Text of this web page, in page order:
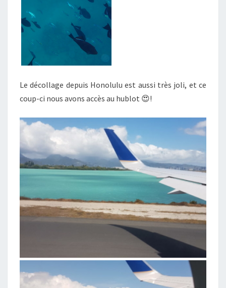
Le décollage depuis Honolulu est aussi très joli, et ce
coup-ci nous avons accès au hublot 😍!